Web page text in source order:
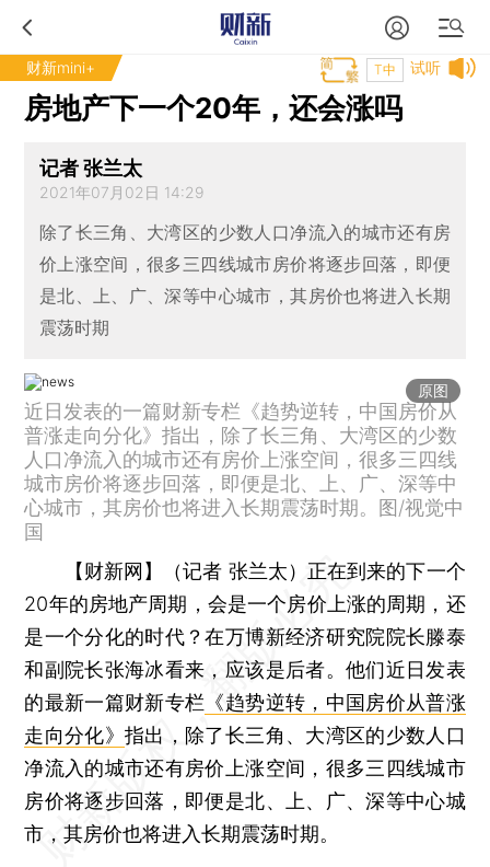
财新mini+ 试听
T中
房地产下一个20年，还会涨吗
记者 张兰太
2021年07月02日 14:29
除了长三角、大湾区的少数人口净流入的城市还有房
价上涨空间，很多三四线城市房价将逐步回落，即便
是北、上、广、深等中心城市，其房价也将进入长期
震荡时期
原图
近日发表的一篇财新专栏《趋势逆转，中国房价从
普涨走向分化》指出，除了长三角、大湾区的少数
人口净流入的城市还有房价上涨空间，很多三四线
城市房价将逐步回落，即便是北、上、广、深等中
心城市，其房价也将进入长期震荡时期。图/视觉中
国
【财新网】（记者 张兰太） 正在到来的下一个
20年的房地产周期，会是一个房价上涨的周期，还
是一个分化的时代？在万博新经济研究院院长滕泰
和副院长张海冰看来，应该是后者。他们近日发表
的最新一篇财新专栏 《趋势逆转，中国房价从普涨
走向分化》指出，除了长三角、大湾区的少数人口
净流入的城市还有房价上涨空间，很多三四线城市
房价将逐步回落，即便是北、上、广、深等中心城
市，其房价也将进入长期震荡时期。